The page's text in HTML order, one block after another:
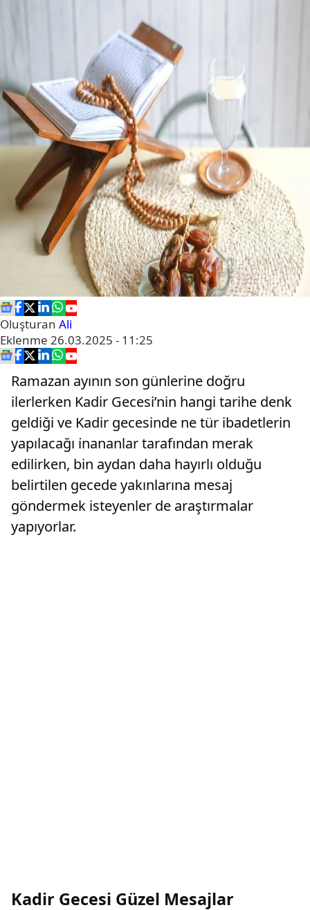
Oluşturan Ali
Eklenme 26.03.2025 - 11:25
Ramazan ayının son günlerine doğru
ilerlerken Kadir Gecesi’nin hangi tarihe denk
geldiği ve Kadir gecesinde ne tür ibadetlerin
yapılacağı i̇nananlar tarafından merak
edilirken, bin aydan daha hayırlı olduğu
belirtilen gecede yakınlarına mesaj
göndermek isteyenler de araştırmalar
yapıyorlar.
Kadir Gecesi Güzel Mesajlar